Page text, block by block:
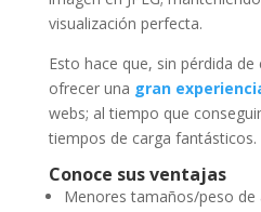
visualización perfecta.
Esto hace que, sin pérdida
ofrecer una gran
webs; al tiempo que
tiempos de carga fantásticos.
Conoce sus ventajas
Menores tamaños/peso de